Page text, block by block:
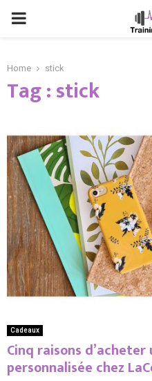
PRIMARY
Home stick
Tag : stick
Cadeaux
Cinq raisons
personnalisée chez